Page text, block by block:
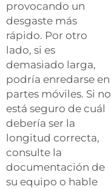
provocando un
desgaste más
rápido. Por otro
lado, si es
demasiado larga,
podría enredarse en
partes móviles. Si no
está seguro de cuál
debería ser la
longitud correcta,
consulte la
documentación de
su equipo o hable